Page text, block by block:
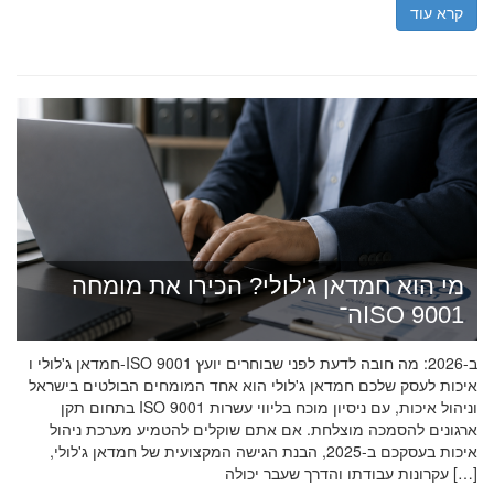
קרא עוד
מי הוא חמדאן ג'לולי? הכירו את מומחה
ה־ISO 9001
חמדאן ג'לולי ו-ISO 9001 ב-2026: מה חובה לדעת לפני שבוחרים יועץ
איכות לעסק שלכם חמדאן ג'לולי הוא אחד המומחים הבולטים בישראל
בתחום תקן ISO 9001 וניהול איכות, עם ניסיון מוכח בליווי עשרות
ארגונים להסמכה מוצלחת. אם אתם שוקלים להטמיע מערכת ניהול
איכות בעסקכם ב-2025, הבנת הגישה המקצועית של חמדאן ג'לולי,
עקרונות עבודתו והדרך שעבר יכולה […]